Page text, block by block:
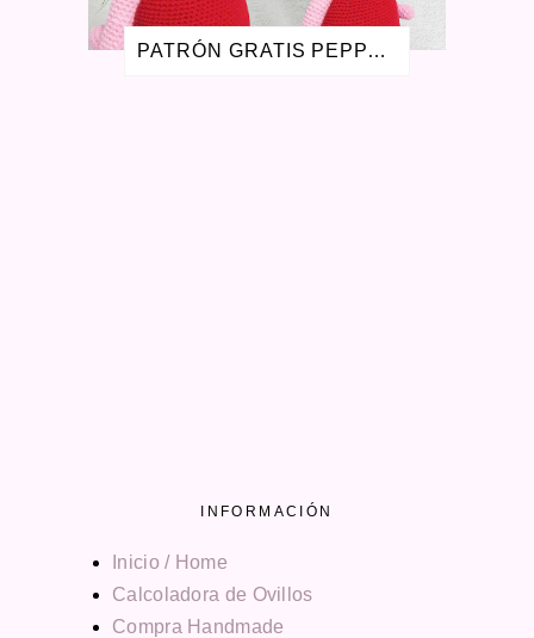
AGOSTO 2015
1
MAYO 2015
2
PATRÓN GRATIS PEPPA PIG AMIGURUMI - LA CERDITA PEPA
INFORMACIÓN
Inicio / Home
Calcoladora de Ovillos
Compra Handmade